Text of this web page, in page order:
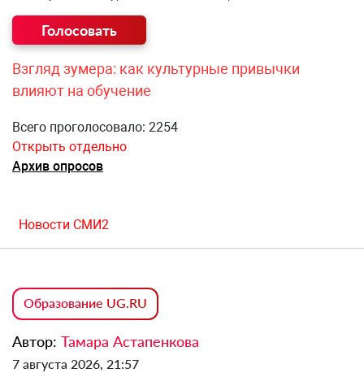
Взгляд зумера: как культурные привычки
влияют на обучение
Всего проголосовало: 2254
Открыть отдельно
Архив опросов
Новости СМИ2
Образование UG.RU
Автор: Тамара Астапенкова
7 августа 2026, 21:57